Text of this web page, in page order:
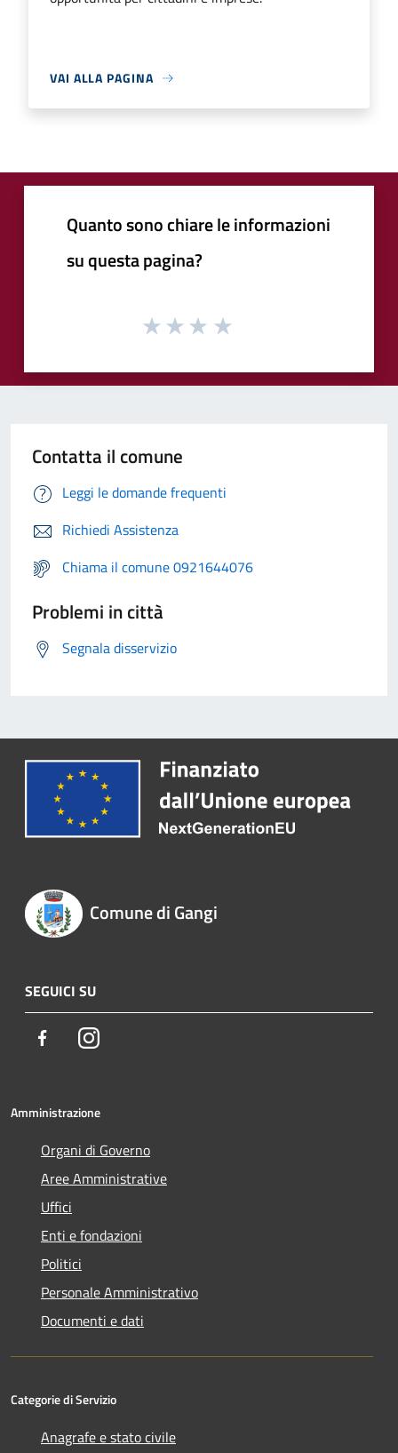
VAI ALLA PAGINA
Quanto sono chiare le informazioni
su questa pagina?
Contatta il comune
Leggi le domande frequenti
Richiedi Assistenza
Chiama il comune 0921644076
Problemi in città
Segnala disservizio
Comune di Gangi
SEGUICI SU
FacebookInstagram
Amministrazione
Organi di Governo
Aree Amministrative
Uffici
Enti e fondazioni
Politici
Personale Amministrativo
Documenti e dati
Categorie di Servizio
Anagrafe e stato civile